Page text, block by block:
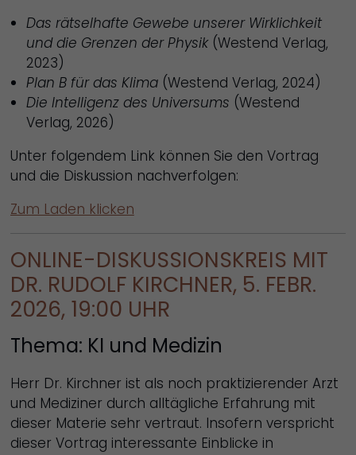
Das rätselhafte Gewebe unserer Wirklichkeit
und die Grenzen der Physik(Westend Verlag,
2023)
Plan B für das Klima(Westend Verlag, 2024)
Die Intelligenz des Universums (Westend
Verlag, 2026)
Unter folgendem Link können Sie den Vortrag
und die Diskussion nachverfolgen:
Zum Laden klicken
ONLINE-DISKUSSIONSKREIS MIT
DR. RUDOLF KIRCHNER, 5. FEBR.
2026, 19:00 UHR
Thema: KI und Medizin
Herr Dr. Kirchner ist als noch praktizierender Arzt
und Mediziner durch alltägliche Erfahrung mit
dieser Materie sehr vertraut. Insofern verspricht
dieser Vortrag interessante Einblicke in